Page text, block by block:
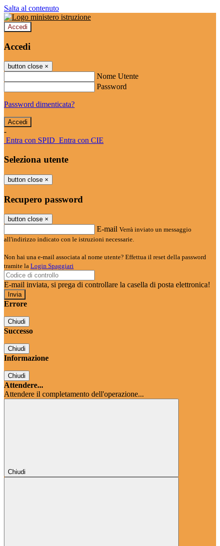
Salta al contenuto
Accedi
Accedi
button close ×
Nome Utente
Password
Password dimenticata?
-
Entra con SPID Entra con CIE
Seleziona utente
button close ×
Recupero password
button close ×
E-mail Verrà inviato un messaggio
all'indirizzo indicato con le istruzioni necessarie.
Non hai una e-mail associata al nome utente? Effettua il reset della password
tramite la Login Spaggiari
E-mail inviata, si prega di controllare la casella di posta elettronica!
Errore
Chiudi
Successo
Chiudi
Informazione
Chiudi
Attendere...
Attendere il completamento dell'operazione...
Chiudi